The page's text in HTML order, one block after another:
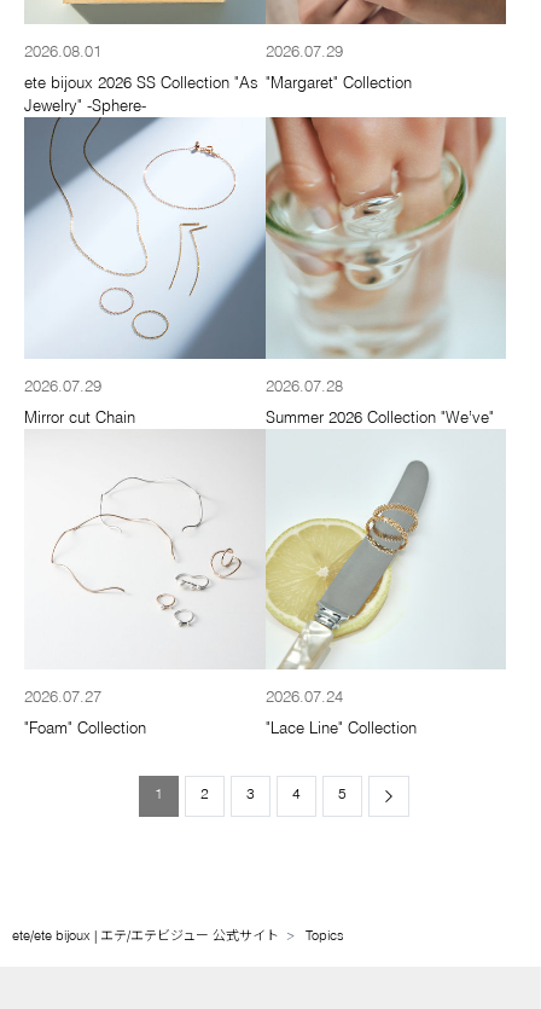
2026.08.01
ete bijoux 2026 SS Collection "As
Jewelry" -Sphere-
2026.07.29
"Margaret" Collection
2026.07.29
Mirror cut Chain
2026.07.28
Summer 2026 Collection "We’ve"
2026.07.27
"Foam" Collection
2026.07.24
"Lace Line" Collection
1 2 3 4 5
ete/ete bijoux | エテ/エテビジュー 公式サイト Topics